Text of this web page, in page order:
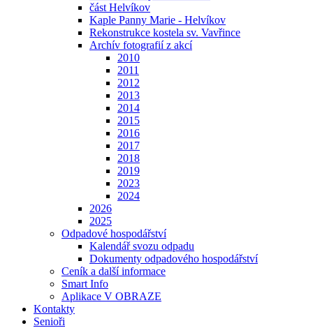
část Helvíkov
Kaple Panny Marie - Helvíkov
Rekonstrukce kostela sv. Vavřince
Archív fotografií z akcí
2010
2011
2012
2013
2014
2015
2016
2017
2018
2019
2023
2024
2026
2025
Odpadové hospodářství
Kalendář svozu odpadu
Dokumenty odpadového hospodářství
Ceník a další informace
Smart Info
Aplikace V OBRAZE
Kontakty
Senioři